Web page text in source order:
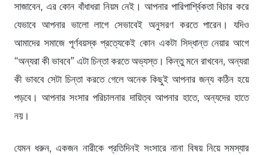
সাজাবেন, এর কোন বাঁধাধরা নিয়ম নেই। আপনার পারিপার্শ্বিকতা বিচার করে
যেভাবে আপনার ভালো লাগে সেভাবেই অনুসরণ করতে পারেন। যদিও
আমাদের সমাজে পূর্ণবয়স্ক প্রত্যেকেই কোন একটা সিদ্ধান্ত নেয়ার আগে
“অন্যরা কী ভাববে” এটা চিন্তা করতে অভ্যস্ত। কিন্তু মনে রাখবেন, অন্যরা
কী ভাববে সেটা চিন্তা করতে গেলে অনেক কিছুই আপনার জন্য কঠিন হয়ে
পড়বে। আপনার সংসার পরিচালনার দায়িত্ব আপনার হাতে, অন্যদের হাতে
নয়।
যেমন ধরুন, একজন নারীকে প্রতিদিনই সংসারে নানা বিষয় নিয়ে সমস্যার